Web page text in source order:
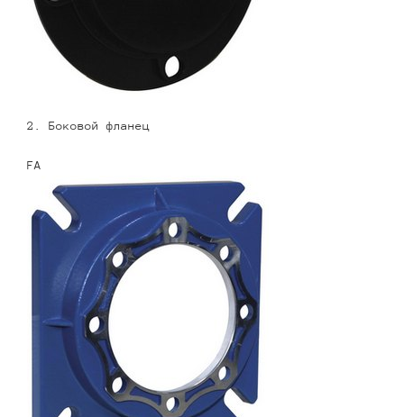
2. Боковой фланец
FA